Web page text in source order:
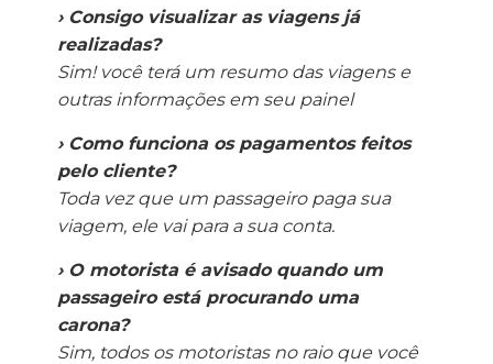
› Consigo visualizar as viagens já
realizadas?
Sim! você terá um resumo das viagens e
outras informações em seu painel
› Como funciona os pagamentos feitos
pelo cliente?
Toda vez que um passageiro paga sua
viagem, ele vai para a sua conta.
› O motorista é avisado quando um
passageiro está procurando uma
carona?
Sim, todos os motoristas no raio que você